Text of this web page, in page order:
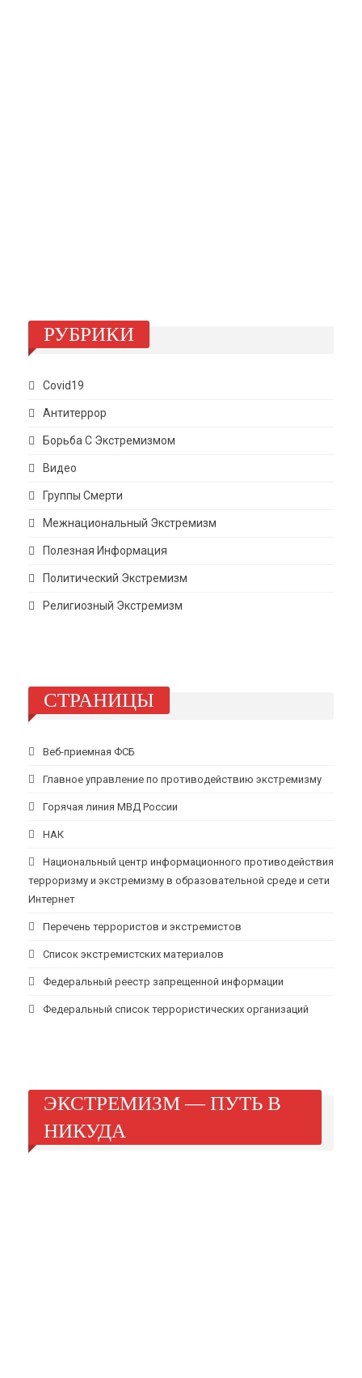
РУБРИКИ
Covid19
Антитеррор
Борьба С Экстремизмом
Видео
Группы Смерти
Межнациональный Экстремизм
Полезная Информация
Политический Экстремизм
Религиозный Экстремизм
СТРАНИЦЫ
Веб-приемная ФСБ
Главное управление по противодействию экстремизму
Горячая линия МВД России
НАК
Национальный центр информационного противодействия
терроризму и экстремизму в образовательной среде и сети
Интернет
Перечень террористов и экстремистов
Список экстремистских материалов
Федеральный реестр запрещенной информации
Федеральный список террористических организаций
ЭКСТРЕМИЗМ — ПУТЬ В
НИКУДА